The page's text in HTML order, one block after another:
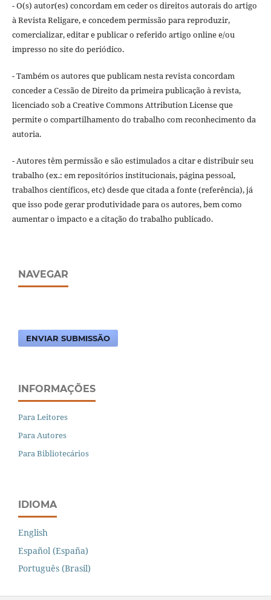
- O(s) autor(es) concordam em ceder os direitos autorais do artigo
à Revista Religare, e concedem permissão para reproduzir,
comercializar, editar e publicar o referido artigo online e/ou
impresso no site do periódico.
- Também os autores que publicam nesta revista concordam
conceder a Cessão de Direito da primeira publicação à revista,
licenciado sob a Creative Commons Attribution License que
permite o compartilhamento do trabalho com reconhecimento da
autoria.
- Autores têm permissão e são estimulados a citar e distribuir seu
trabalho (ex.: em repositórios institucionais, página pessoal,
trabalhos científicos, etc) desde que citada a fonte (referência), já
que isso pode gerar produtividade para os autores, bem como
aumentar o impacto e a citação do trabalho publicado.
NAVEGAR
ENVIAR SUBMISSÃO
INFORMAÇÕES
Para Leitores
Para Autores
Para Bibliotecários
IDIOMA
English
Español (España)
Português (Brasil)